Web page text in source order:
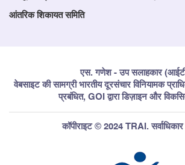
आंतरिक शिकायत समिति
एस. गणेश - उप सलाहकार
वेबसाइट की सामग्री भारतीय दूरसंचार विनियामक
प्रबंधित, GOI द्वारा डिज़ाइन और
कॉपीराइट © 2024 TRAI. सर्वाधिकार